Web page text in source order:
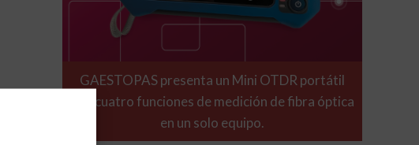
GAESTOPAS presenta un Mini OTDR portátil
con cuatro funciones de medición de fibra óptica
en un solo equipo.